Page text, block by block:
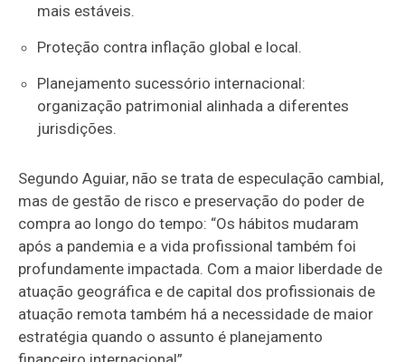
mais estáveis.
Proteção contra inflação global e local.
Planejamento sucessório internacional:
organização patrimonial alinhada a diferentes
jurisdições.
Segundo Aguiar, não se trata de especulação cambial,
mas de gestão de risco e preservação do poder de
compra ao longo do tempo: “Os hábitos mudaram
após a pandemia e a vida profissional também foi
profundamente impactada. Com a maior liberdade de
atuação geográfica e de capital dos profissionais de
atuação remota também há a necessidade de maior
estratégia quando o assunto é planejamento